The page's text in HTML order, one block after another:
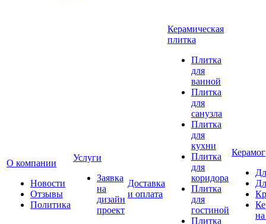
О компании
Новости
Отзывы
Политика
Услуги
Заявка
на
дизайн
проект
Доставка
и оплата
Керамическая
плитка
Плитка
для
ванной
Плитка
для
санузла
Плитка
для
кухни
Плитка
для
коридора
Плитка
для
гостиной
Плитка